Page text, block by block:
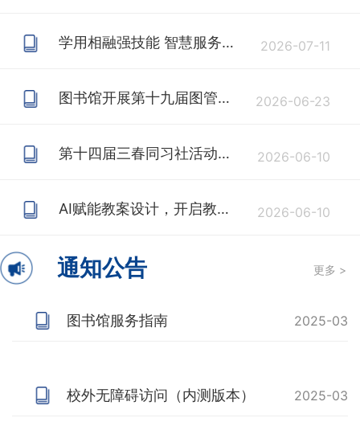
学用相融强技能 智慧服务提质效——图书馆开展专题业务培训 2026-07-11
图书馆开展第十九届图管会负责人见面会暨座谈会 2026-06-23
第十四届三春同习社活动报道（七）--成长分享交流会：忆往昔步履，赴前路荣光 2026-06-10
AI赋能教案设计，开启教育新未来——图书馆举办专题讲座，依托新增数字资源赋能师范生成长 2026-06-10
通知公告 更多 >
图书馆服务指南 2025-03
校外无障碍访问（内测版本） 2025-03